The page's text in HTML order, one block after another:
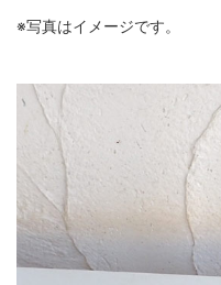
※写真はイメージです。